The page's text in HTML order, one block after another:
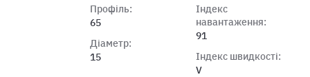
Профіль:
65
Діаметр:
15
Індекс
навантаження:
91
Індекс швидкості:
V